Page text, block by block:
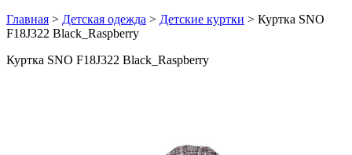
Главная > Детская одежда > Детские куртки > Куртка SNO
F18J322 Black_Raspberry
Куртка SNO F18J322 Black_Raspberry